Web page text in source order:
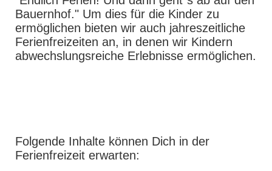
Bauernhof." Um dies für die Kinder zu
ermöglichen bieten wir auch jahreszeitliche
Ferienfreizeiten an, in denen wir Kindern
abwechslungsreiche Erlebnisse ermöglichen.
Folgende Inhalte können Dich in der
Ferienfreizeit erwarten: